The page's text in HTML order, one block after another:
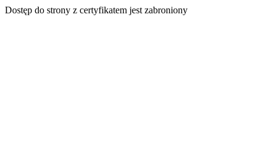
Dostęp do strony z certyfikatem jest zabroniony